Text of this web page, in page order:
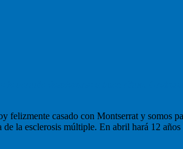
felizmente casado con Montserrat y somos
la esclerosis múltiple. En abril hará 12